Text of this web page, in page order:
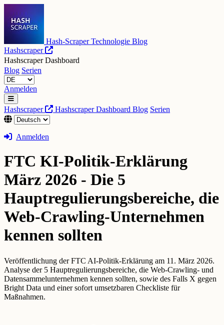
Hash-Scraper Technologie Blog
Hashscraper
Hashscraper Dashboard
Blog Serien
Anmelden
Hashscraper Hashscraper Dashboard Blog Serien
Anmelden
FTC KI-Politik-Erklärung
März 2026 - Die 5
Hauptregulierungsbereiche, die
Web-Crawling-Unternehmen
kennen sollten
Veröffentlichung der FTC AI-Politik-Erklärung am 11. März 2026.
Analyse der 5 Hauptregulierungsbereiche, die Web-Crawling- und
Datensammelunternehmen kennen sollten, sowie des Falls X gegen
Bright Data und einer sofort umsetzbaren Checkliste für
Maßnahmen.